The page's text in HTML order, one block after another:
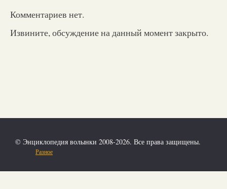
Комментариев нет.
Извините, обсуждение на данный момент закрыто.
© Энциклопедия волынки 2008-2026. Все права защищены.
Разное